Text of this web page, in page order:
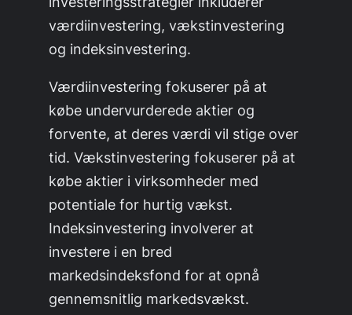
værdiinvestering, vækstinvestering
og indeksinvestering.
Værdiinvestering fokuserer på at
købe undervurderede aktier og
forvente, at deres værdi vil stige over
tid. Vækstinvestering fokuserer på at
købe aktier i virksomheder med
potentiale for hurtig vækst.
Indeksinvestering involverer at
investere i en bred
markedsindeksfond for at opnå
gennemsnitlig markedsvækst.